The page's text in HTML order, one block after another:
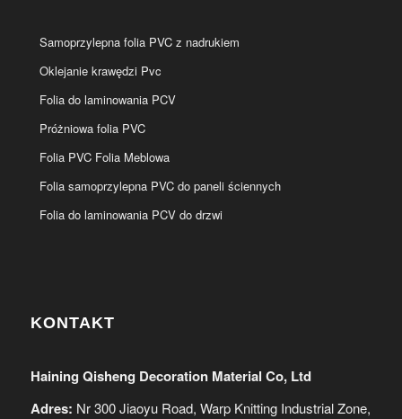
Samoprzylepna folia PVC z nadrukiem
Oklejanie krawędzi Pvc
Folia do laminowania PCV
Próżniowa folia PVC
Folia PVC Folia Meblowa
Folia samoprzylepna PVC do paneli ściennych
Folia do laminowania PCV do drzwi
KONTAKT
Haining Qisheng Decoration Material Co, Ltd
Adres: Nr 300 Jiaoyu Road, Warp Knitting Industrial Zone,